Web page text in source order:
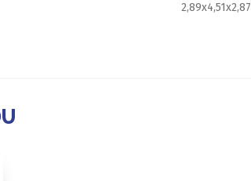
2,89x4,51x2,87